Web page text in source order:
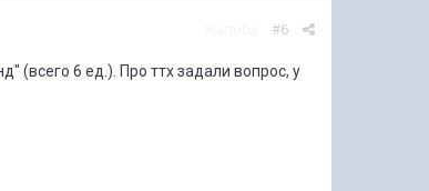
#6
(всего 6 ед.). Про ттх задали вопрос, у